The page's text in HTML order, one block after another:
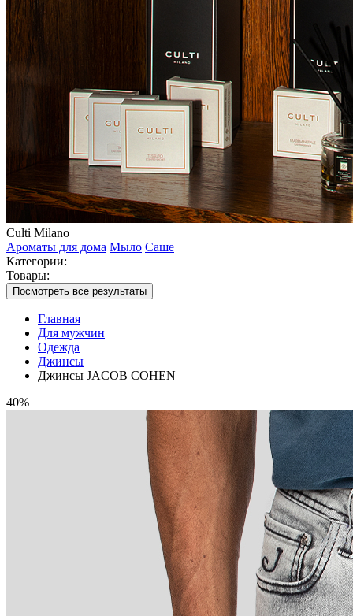
Culti Milano
Ароматы для дома Мыло Саше
Категории:
Товары:
Посмотреть все результаты
Главная
Для мужчин
Одежда
Джинсы
Джинсы JACOB COHEN
40%